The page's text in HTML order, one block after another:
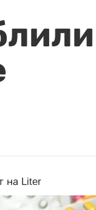
на Liter